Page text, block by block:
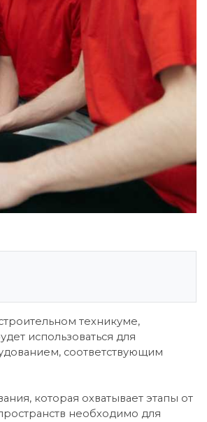
техникуме,
использоваться для
соответствующим
которая охватывает этапы от
необходимо для